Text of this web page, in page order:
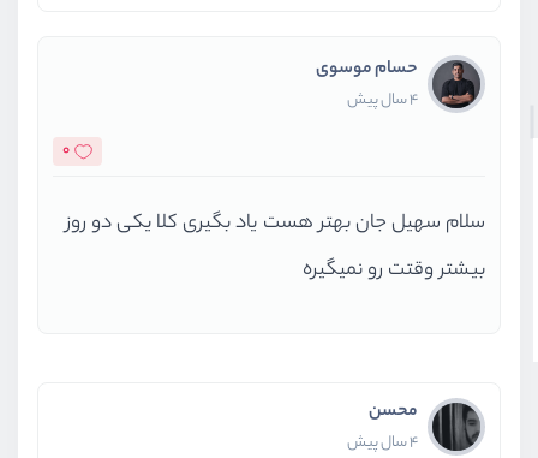
حسام موسوی
4 سال پیش
0
سلام سهیل جان بهتر هست یاد بگیری کلا یکی دو روز
بیشتر وقتت رو نمیگیره
محسن
4 سال پیش